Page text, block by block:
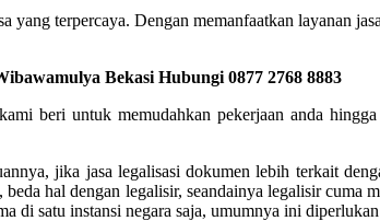
yang terpercaya. Dengan memanfaatkan layanan
Bekasi Hubungi 0877 2768 8883
beri untuk memudahkan pekerjaan anda
jika jasa legalisasi dokumen lebih terkait
hal dengan legalisir, seandainya legalisir cuma
di satu instansi negara saja, umumnya ini